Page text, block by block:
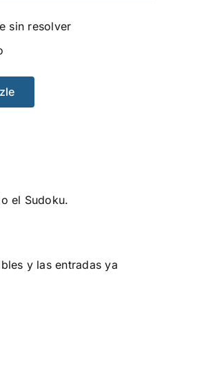
sin resolver
el Sudoku.
y las entradas ya